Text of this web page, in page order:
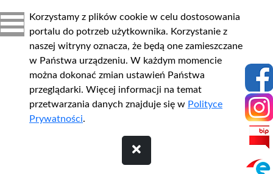
Korzystamy z plików cookie w celu dostosowania
portalu do potrzeb użytkownika. Korzystanie z
naszej witryny oznacza, że będą one zamieszczane
w Państwa urządzeniu. W każdym momencie
można dokonać zmian ustawień Państwa
przeglądarki. Więcej informacji na temat
przetwarzania danych znajduje się w Polityce
Prywatności.